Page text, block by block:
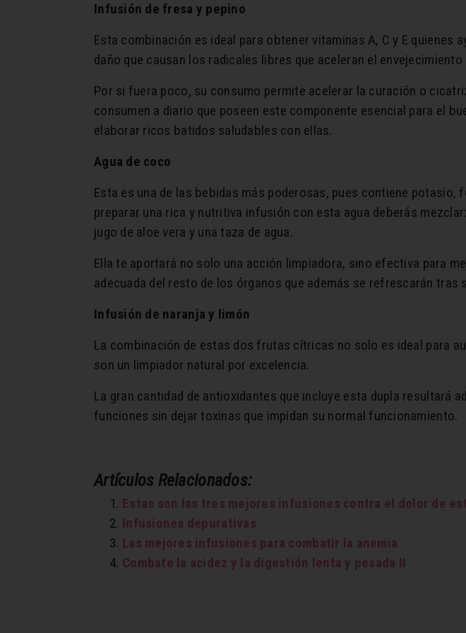
Infusión de fresa y pepino
Esta combinación es ideal para obtener vitaminas A, C y E quienes
daño que causan los radicales libres que aceleran el
Por si fuera poco, su consumo permite acelerar la curación o
consumen a diario que poseen este componente esencial para el
elaborar ricos batidos saludables con ellas.
Agua de coco
Esta es una de las bebidas más poderosas, pues contiene
preparar una rica y nutritiva infusión con esta agua deberás
jugo de aloe vera y una taza de agua.
Ella te aportará no solo una acción limpiadora, sino efectiva para
adecuada del resto de los órganos que además se refrescarán tras
Infusión de naranja y limón
La combinación de estas dos frutas cítricas no solo es ideal para
son un limpiador natural por excelencia.
La gran cantidad de antioxidantes que incluye esta dupla
funciones sin dejar toxinas que impidan su normal funcionamiento.
Artículos Relacionados:
Estas son las tres mejores infusiones contra el dolor de
Infusiones depurativas
Las mejores infusiones para combatir la anemia
Combate la acidez y la digestión lenta y pesada II